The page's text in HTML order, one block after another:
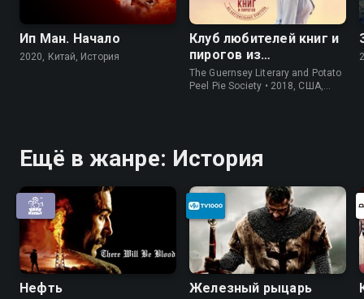
Ип Ман. Начало
2020, Китай, История
Клуб любителей книг и
пирогов из
картофельных
очистков
The Guernsey Literary and Potato
Peel Pie Society • 2018, США,
Ещё в жанре: История
Нефть Железный рыцарь